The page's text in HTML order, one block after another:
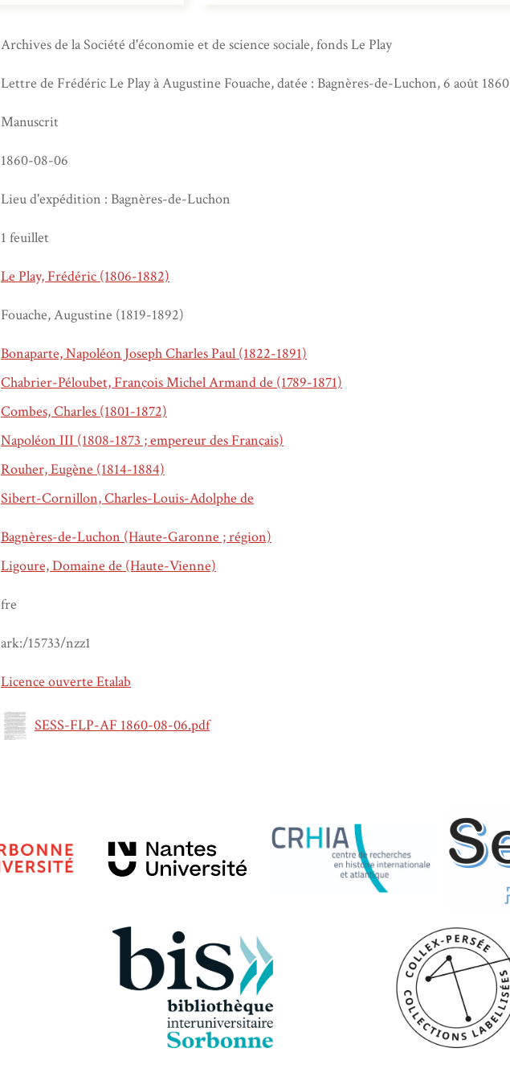
Archives de la Société d'économie et de science sociale, fonds Le Play
Lettre de Frédéric Le Play à Augustine Fouache, datée : Bagnères-de-Luchon, 6 août 1860
Manuscrit
1860-08-06
Lieu d'expédition : Bagnères-de-Luchon
1 feuillet
Le Play, Frédéric (1806-1882)
Fouache, Augustine (1819-1892)
Bonaparte, Napoléon Joseph Charles Paul (1822-1891)
Chabrier-Péloubet, François Michel Armand de (1789-1871)
Combes, Charles (1801-1872)
Napoléon III (1808-1873 ; empereur des Français)
Rouher, Eugène (1814-1884)
Sibert-Cornillon, Charles-Louis-Adolphe de
Bagnères-de-Luchon (Haute-Garonne ; région)
Ligoure, Domaine de (Haute-Vienne)
fre
ark:/15733/nzz1
Licence ouverte Etalab
SESS-FLP-AF 1860-08-06.pdf